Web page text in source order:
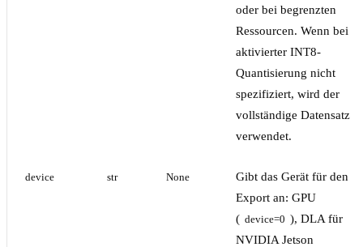
oder bei begrenzten
Ressourcen. Wenn bei
aktivierter INT8-
Quantisierung nicht
spezifiziert, wird der
vollständige Datensatz
verwendet.
device str None
Gibt das Gerät für den
Export an: GPU
( device=0 ), DLA für
NVIDIA Jetson